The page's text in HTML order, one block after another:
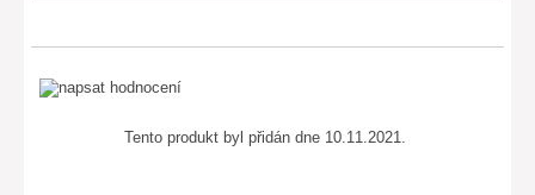
Tento produkt byl přidán dne 10.11.2021.